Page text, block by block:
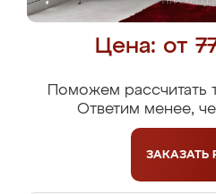
Цена: от
Поможем рассчитать
Ответим менее,
ЗАКАЗАТЬ